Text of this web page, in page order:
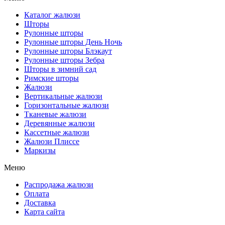
Каталог жалюзи
Шторы
Рулонные шторы
Рулонные шторы День Ночь
Рулонные шторы Блэкаут
Рулонные шторы Зебра
Шторы в зимний сад
Римские шторы
Жалюзи
Вертикальные жалюзи
Горизонтальные жалюзи
Тканевые жалюзи
Деревянные жалюзи
Кассетные жалюзи
Жалюзи Плиссе
Маркизы
Меню
Распродажа жалюзи
Оплата
Доставка
Карта сайта